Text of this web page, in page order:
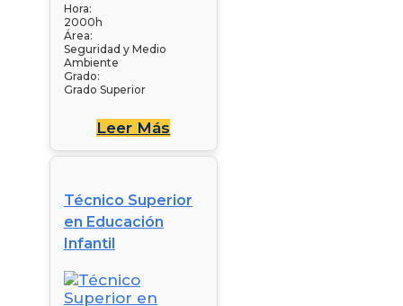
Hora:
2000h
Área:
Seguridad y Medio
Ambiente
Grado:
Grado Superior
Leer Más
Técnico Superior
en Educación
Infantil